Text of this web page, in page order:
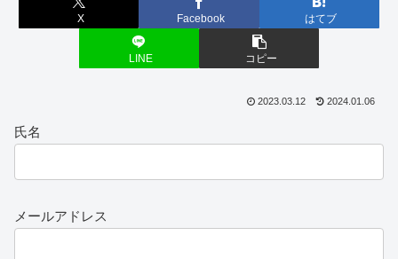
X Facebook はてブ
LINE コピー
2023.03.12 2024.01.06
氏名
メールアドレス